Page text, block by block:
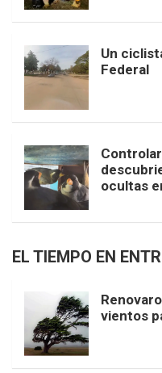
Un
Federal
ocultas
EL TIEMPO EN
vientos